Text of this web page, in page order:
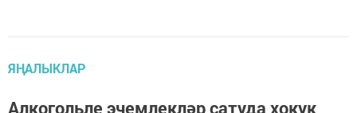
ЯҢАЛЫКЛАР
Алкогольле эчемлекләр сатуда хокук